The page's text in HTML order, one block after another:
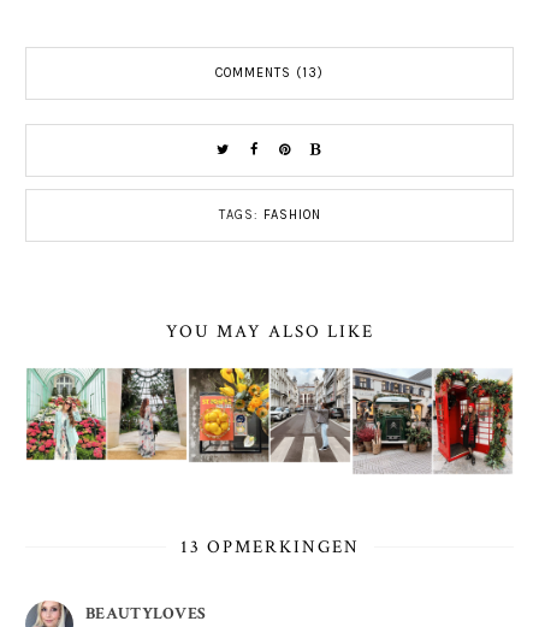
COMMENTS (13)
TAGS: FASHION
YOU MAY ALSO LIKE
13 OPMERKINGEN
BEAUTYLOVES